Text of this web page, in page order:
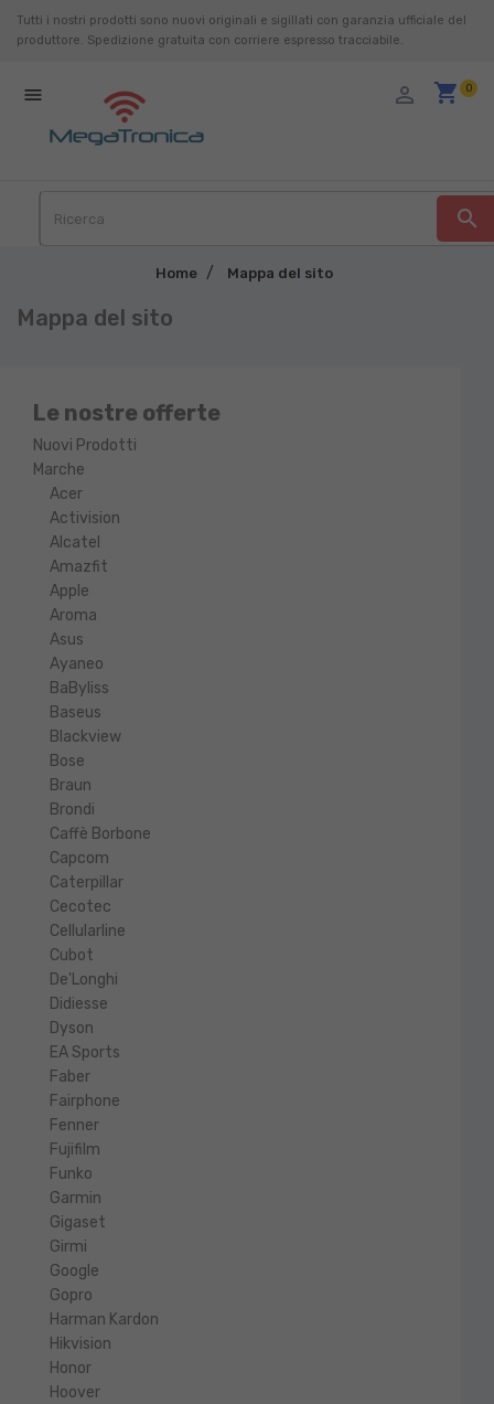
Tutti i nostri prodotti sono nuovi originali e sigillati con garanzia ufficiale del
produttore. Spedizione gratuita con corriere espresso tracciabile.
 shopping_cart 0
person_outline
search
Home Mappa del sito
Mappa del sito
Le nostre offerte
Nuovi Prodotti
Marche
Acer
Activision
Alcatel
Amazfit
Apple
Aroma
Asus
Ayaneo
BaByliss
Baseus
Blackview
Bose
Braun
Brondi
Caffè Borbone
Capcom
Caterpillar
Cecotec
Cellularline
Cubot
De'Longhi
Didiesse
Dyson
EA Sports
Faber
Fairphone
Fenner
Fujifilm
Funko
Garmin
Gigaset
Girmi
Google
Gopro
Harman Kardon
Hikvision
Honor
Hoover